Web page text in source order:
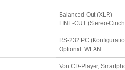
Balanced-Out (XLR)
LINE-OUT (Stereo-
RS-232 PC
Optional: WLAN
Von CD-Player,